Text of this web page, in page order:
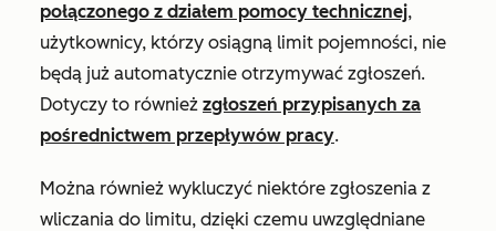
połączonego z działem pomocy technicznej,
użytkownicy, którzy osiągną limit pojemności, nie
będą już automatycznie otrzymywać zgłoszeń.
Dotyczy to również zgłoszeń przypisanych za
pośrednictwem przepływów pracy.
Można również wykluczyć niektóre zgłoszenia z
wliczania do limitu, dzięki czemu uwzględniane